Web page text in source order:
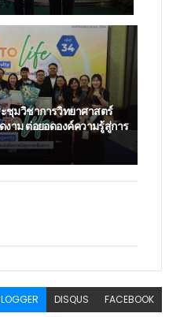
ชุมวิชาการวิทยาศาสตร์
งาม ต่อยอดองค์ความรู้สู่การ
DISQUS FACEBOOK